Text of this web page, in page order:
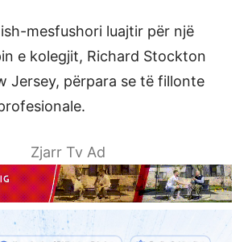
mesfushori luajtir për një
e kolegjit, Richard Stockton
Jersey, përpara se të fillonte
Zjarr Tv Ad